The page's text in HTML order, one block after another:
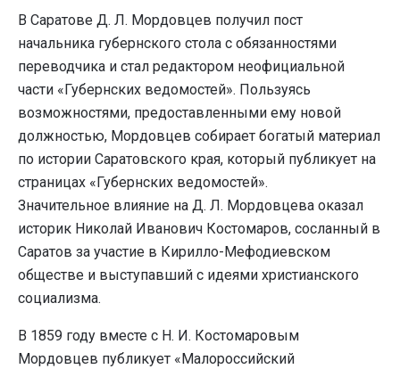
В Саратове Д. Л. Мордовцев получил пост
начальника губернского стола с обязанностями
переводчика и стал редактором неофициальной
части «Губернских ведомостей». Пользуясь
возможностями, предоставленными ему новой
должностью, Мордовцев собирает богатый материал
по истории Саратовского края, который публикует на
страницах «Губернских ведомостей».
Значительное влияние на Д. Л. Мордовцева оказал
историк Николай Иванович Костомаров, сосланный в
Саратов за участие в Кирилло-Мефодиевском
обществе и выступавший с идеями христианского
социализма.
В 1859 году вместе с Н. И. Костомаровым
Мордовцев публикует «Малороссийский